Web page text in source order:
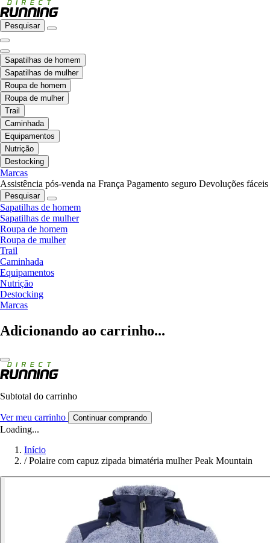
Pesquisar
Sapatilhas de homem
Sapatilhas de mulher
Roupa de homem
Roupa de mulher
Trail
Caminhada
Equipamentos
Nutrição
Destocking
Marcas
Assistência pós-venda na França Pagamento seguro Devoluções fáceis
Pesquisar
Sapatilhas de homem
Sapatilhas de mulher
Roupa de homem
Roupa de mulher
Trail
Caminhada
Equipamentos
Nutrição
Destocking
Marcas
Adicionando ao carrinho...
Subtotal do carrinho
Ver meu carrinho Continuar comprando
Loading...
Início
/ Polaire com capuz zipada bimatéria mulher Peak Mountain